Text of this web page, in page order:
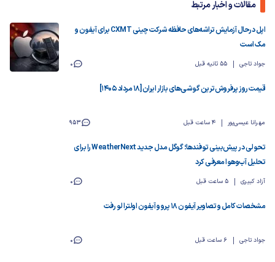
مقالات و اخبار مرتبط
اپل درحال آزمایش تراشه‌های حافظه شرکت چینی CXMT برای آیفون و
مک است
جواد تاجی 55 ثانیه قبل 0
قیمت روز پرفروش‌ترین گوشی‌های بازار ایران [18 مرداد 1405]
مهرانا عیسی‌پور 4 ساعت قبل 953
تحولی در پیش‌بینی توفندها؛ گوگل مدل جدید WeatherNext را برای
تحلیل آب‌وهوا معرفی کرد
آزاد کبیری 5 ساعت قبل 0
مشخصات کامل و تصاویر آیفون ۱۸ پرو و آیفون اولترا لو رفت
جواد تاجی 6 ساعت قبل 0